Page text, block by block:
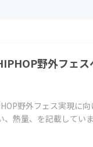
野外フェ
野外フェス実現に
、熱量、を記載してい